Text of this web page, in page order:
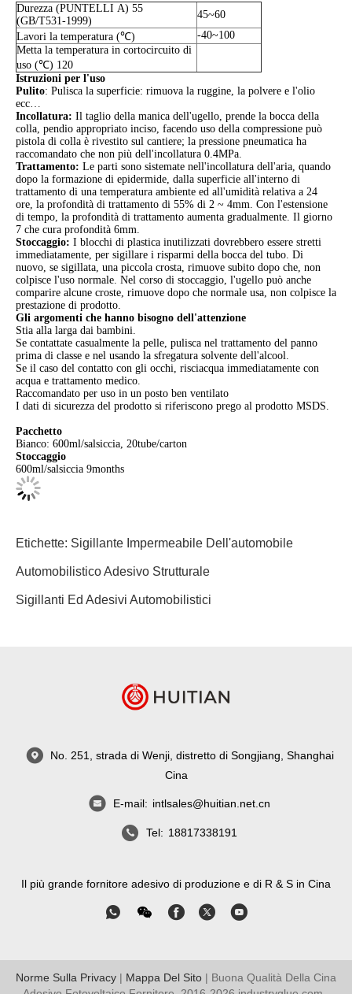
Durezza (PUNTELLI A) 55
(GB/T531-1999)
45~60
Lavori la temperatura (℃)
-40~100
Metta la temperatura in cortocircuito di
uso (℃) 120
Istruzioni per l'uso
Pulito: Pulisca la superficie: rimuova la ruggine, la polvere e l'olio
ecc…
Incollatura: Il taglio della manica dell'ugello, prende la bocca della
colla, pendio appropriato inciso, facendo uso della compressione può
pistola di colla è rivestito sul cantiere; la pressione pneumatica ha
raccomandato che non più dell'incollatura 0.4MPa.
Trattamento: Le parti sono sistemate nell'incollatura dell'aria, quando
dopo la formazione di epidermide, dalla superficie all'interno di
trattamento di una temperatura ambiente ed all'umidità relativa a 24
ore, la profondità di trattamento di 55% di 2 ~ 4mm. Con l'estensione
di tempo, la profondità di trattamento aumenta gradualmente. Il giorno
7 che cura profondità 6mm.
Stoccaggio: I blocchi di plastica inutilizzati dovrebbero essere stretti
immediatamente, per sigillare i risparmi della bocca del tubo. Di
nuovo, se sigillata, una piccola crosta, rimuove subito dopo che, non
colpisce l'uso normale. Nel corso di stoccaggio, l'ugello può anche
comparire alcune croste, rimuove dopo che normale usa, non colpisce la
prestazione di prodotto.
Gli argomenti che hanno bisogno dell'attenzione
Stia alla larga dai bambini.
Se contattate casualmente la pelle, pulisca nel trattamento del panno
prima di classe e nel usando la sfregatura solvente dell'alcool.
Se il caso del contatto con gli occhi, risciacqua immediatamente con
acqua e trattamento medico.
Raccomandato per uso in un posto ben ventilato
I dati di sicurezza del prodotto si riferiscono prego al prodotto MSDS.
Pacchetto
Bianco: 600ml/salsiccia, 20tube/carton
Stoccaggio
600ml/salsiccia 9months
Etichette: Sigillante Impermeabile Dell'automobile
Automobilistico Adesivo Strutturale
Sigillanti Ed Adesivi Automobilistici
No. 251, strada di Wenji, distretto di Songjiang, Shanghai
Cina
E-mail: intlsales@huitian.net.cn
Tel: 18817338191
Il più grande fornitore adesivo di produzione e di R & S in Cina
Norme Sulla Privacy | Mappa Del Sito | Buona Qualità Della Cina